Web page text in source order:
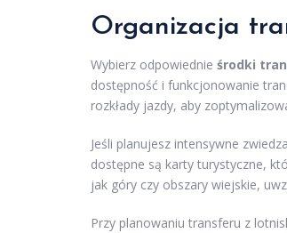
Organizacja
Wybierz odpowiednie środki
dostępność i funkcjonowanie
rozkłady jazdy, aby
Jeśli planujesz intensywne
dostępne są karty turystyczne,
jak góry czy obszary wiejskie,
Przy planowaniu transferu z